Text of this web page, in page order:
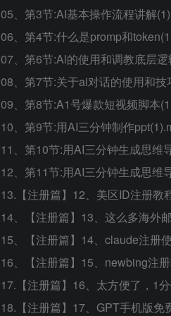
05、第3节:AI基本操作流程讲解
06、第4节:什么是promp和
07、第6节:Al的使用和调教底层
08、第7节:关于ai对话的使用和技
09、第8节:A1号爆款短视频脚本
10、第9节:用AI三分钟制作
11、第10节:用AI三分钟生成思维
12、第11节:用AI三分钟生成思维
13.【注册篇】12、美区ID注册教
14、【注册篇】13、这么多海外
15、【注册篇】14、claude注册
16、【注册篇】15、newbing注
17.【注册篇】16、太方便了，1
18.【注册篇】17、GPT手机版免